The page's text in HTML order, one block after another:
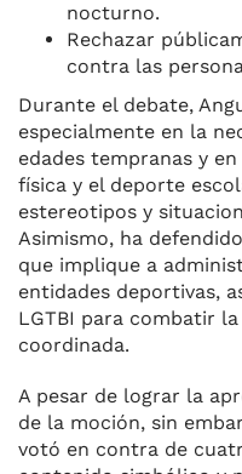
nocturno.
Rechazar
contra las
Durante el debate,
especialmente en la
edades tempranas y
física y el deporte
estereotipos y
Asimismo, ha
que implique a
entidades deportivas,
LGTBI para combatir
coordinada.
A pesar de lograr la
de la moción, sin
votó en contra de